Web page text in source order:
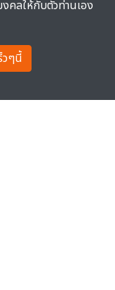
คลให้กับตัวท่านเอง
วๆนี้